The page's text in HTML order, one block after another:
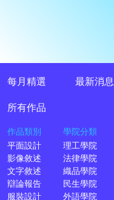
每月精選
所有作品
作品類別
平面設計
影像敘述
文字敘述
辯論報告
服裝設計
學院分類
理工學院
法律學院
織品學院
民生學院
外語學院
最新消息